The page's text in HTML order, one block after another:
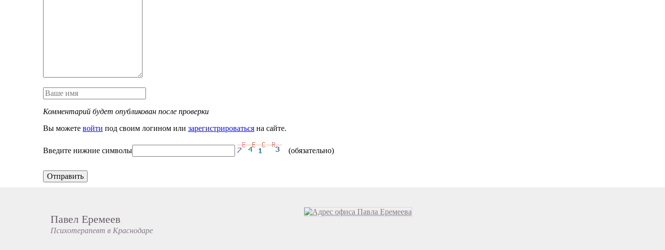
Комментарий будет опубликован после проверки
Вы можете войти под своим логином или зарегистрироваться на сайте.
Введите нижние символы (обязательно)
Отправить
Павел Еремеев
Психотерапевт в Краснодаре